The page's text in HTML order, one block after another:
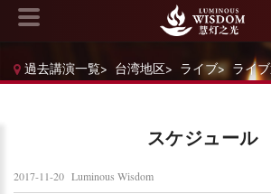
過去講演一覧> 台湾地区> ライブ> ライ
スケジュール
2017-11-20 Luminous Wisdom